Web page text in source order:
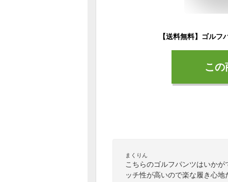
こ
まくりん
こちらのゴルフパンツはいか
ッチ性が高いので楽な履き心